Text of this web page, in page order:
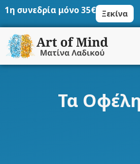
Μετάβαση
περιεχόμενο
1η συνεδρία μόνο 35€ Ξεκίνα
Τα